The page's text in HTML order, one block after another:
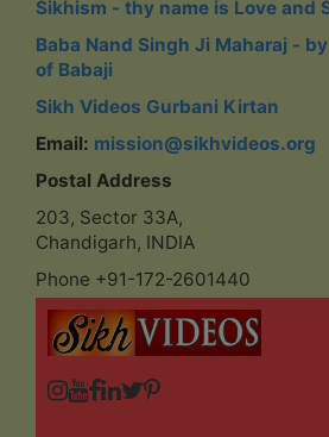
Sikhism - thy name is Love and
Baba Nand Singh Ji Maharaj -
of Babaji
Sikh Videos Gurbani Kirtan
Email: mission@sikhvideos.org
Postal Address
203, Sector 33A,
Chandigarh, INDIA
Phone +91-172-2601440